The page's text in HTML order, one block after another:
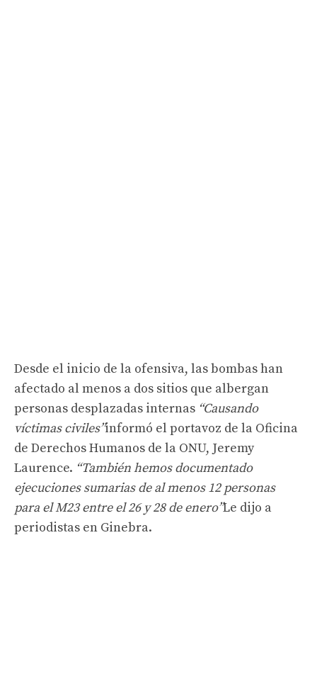
Desde el inicio de la ofensiva, las bombas han
afectado al menos a dos sitios que albergan
personas desplazadas internas “Causando
víctimas civiles”informó el portavoz de la Oficina
de Derechos Humanos de la ONU, Jeremy
Laurence. “También hemos documentado
ejecuciones sumarias de al menos 12 personas
para el M23 entre el 26 y 28 de enero”Le dijo a
periodistas en Ginebra.